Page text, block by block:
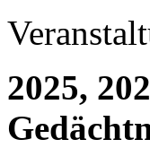
2025,